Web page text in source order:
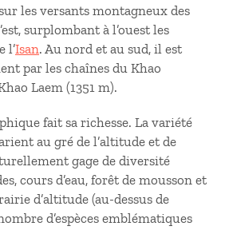
les versants montagneux des
surplombant à l’ouest les
l’Isan. Au nord et au sud, il est
par les chaînes du Khao
Laem (1351 m).
fait sa richesse. La variété
au gré de l’altitude et de
gage de diversité
cours d’eau, forêt de mousson et
d’altitude (au-dessus de
d’espèces emblématiques